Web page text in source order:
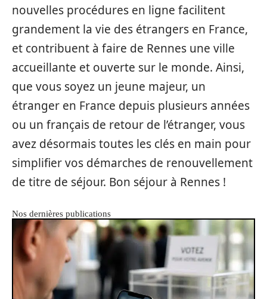
nouvelles procédures en ligne facilitent
grandement la vie des étrangers en France,
et contribuent à faire de Rennes une ville
accueillante et ouverte sur le monde. Ainsi,
que vous soyez un jeune majeur, un
étranger en France depuis plusieurs années
ou un français de retour de l’étranger, vous
avez désormais toutes les clés en main pour
simplifier vos démarches de renouvellement
de titre de séjour. Bon séjour à Rennes !
Nos dernières publications